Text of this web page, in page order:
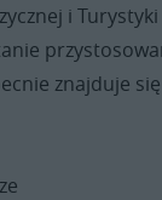
i Turystyki
znajduje się